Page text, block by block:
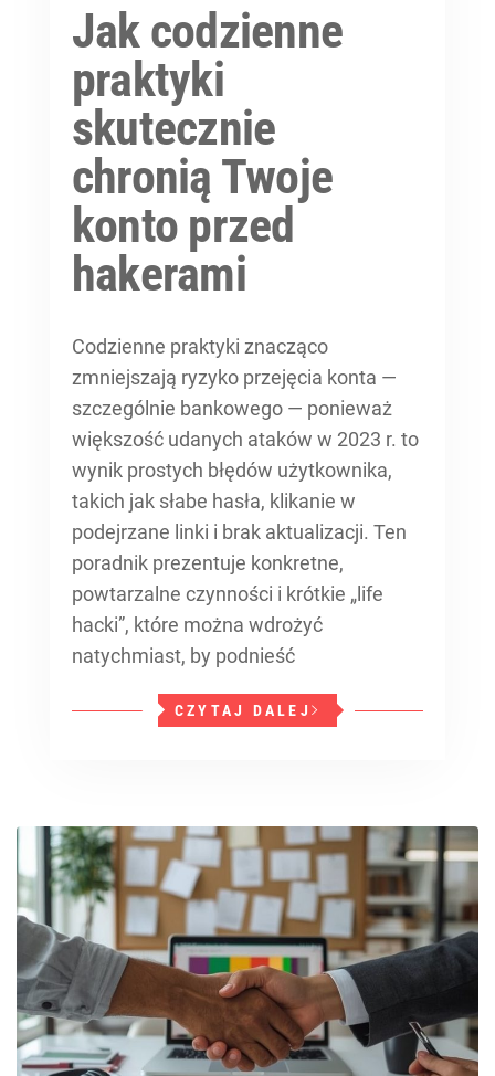
Jak codzienne
praktyki
skutecznie
chronią Twoje
konto przed
hakerami
Codzienne praktyki znacząco
zmniejszają ryzyko przejęcia konta —
szczególnie bankowego — ponieważ
większość udanych ataków w 2023 r. to
wynik prostych błędów użytkownika,
takich jak słabe hasła, klikanie w
podejrzane linki i brak aktualizacji. Ten
poradnik prezentuje konkretne,
powtarzalne czynności i krótkie „life
hacki”, które można wdrożyć
natychmiast, by podnieść
CZYTAJ DALEJ